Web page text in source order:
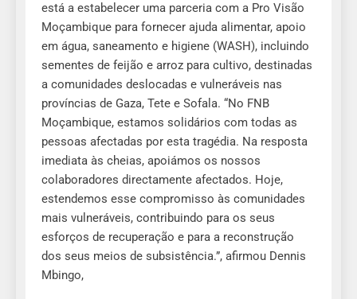
está a estabelecer uma parceria com a Pro Visão
Moçambique para fornecer ajuda alimentar, apoio
em água, saneamento e higiene (WASH), incluindo
sementes de feijão e arroz para cultivo, destinadas
a comunidades deslocadas e vulneráveis nas
províncias de Gaza, Tete e Sofala. “No FNB
Moçambique, estamos solidários com todas as
pessoas afectadas por esta tragédia. Na resposta
imediata às cheias, apoiámos os nossos
colaboradores directamente afectados. Hoje,
estendemos esse compromisso às comunidades
mais vulneráveis, contribuindo para os seus
esforços de recuperação e para a reconstrução
dos seus meios de subsistência.”, afirmou Dennis
Mbingo,